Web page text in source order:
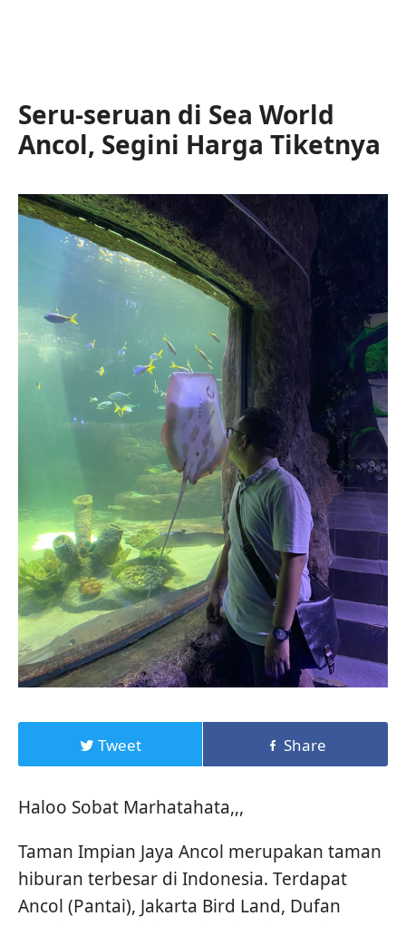
Seru-seruan di Sea World
Ancol, Segini Harga Tiketnya
Tweet Share
Haloo Sobat Marhatahata,,,
Taman Impian Jaya Ancol merupakan taman
hiburan terbesar di Indonesia. Terdapat
Ancol (Pantai), Jakarta Bird Land, Dufan